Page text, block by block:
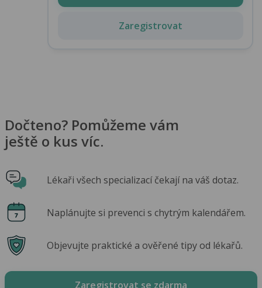
Zaregistrovat
Dočteno? Pomůžeme vám
ještě o kus víc.
Lékaři všech specializací čekají na váš dotaz.
Naplánujte si prevenci s chytrým kalendářem.
Objevujte praktické a ověřené tipy od lékařů.
Zaregistrovat se zdarma